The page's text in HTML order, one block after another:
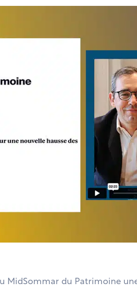
MidSommar du Patrimoine